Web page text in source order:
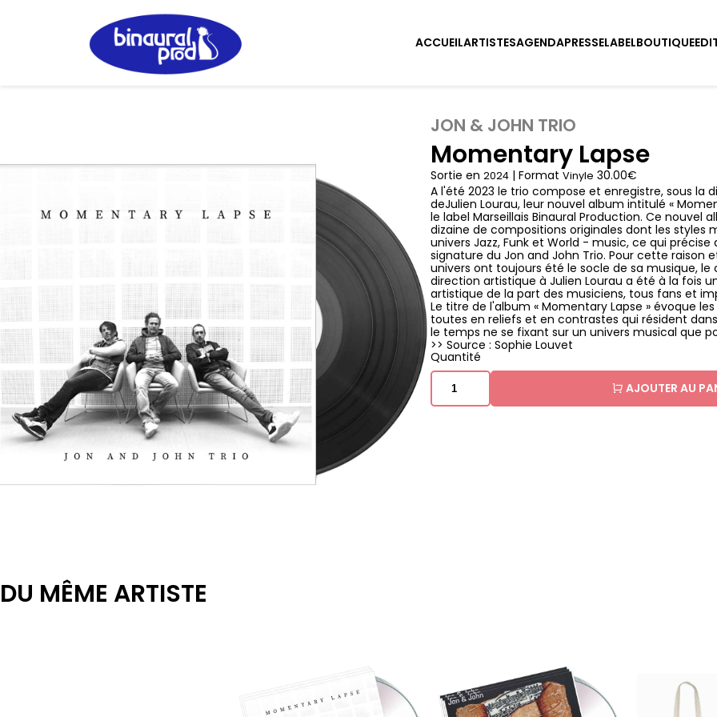
ACCUEILARTISTESAGENDAPRESSELABELBOUTIQUE
JON & JOHN TRIO
Momentary Lapse
Sortie en 2024| Format Vinyle 30.00€
A l'été 2023 le trio compose et enregistre, sous la
deJulien Lourau, leur nouvel album intitulé «
le label Marseillais Binaural Production. Ce nouvel
dizaine de compositions originales dont les styles
univers Jazz, Funk et World - music, ce qui
signature du Jon and John Trio. Pour cette raison
univers ont toujours été le socle de sa musique, le
direction artistique à Julien Lourau a été à la fois
artistique de la part des musiciens, tous fans et
Le titre de l'album « Momentary Lapse » évoque
toutes en reliefs et en contrastes qui résident
le temps ne se fixant sur un univers musical que
>> Source : Sophie Louvet
Quantité
AJOUTER AU
DU MÊME ARTISTE